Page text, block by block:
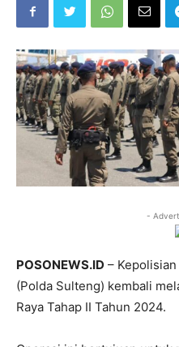
-
POSONEWS.ID –
(Polda Sulteng) kembali
Raya Tahap II Tahun 2024.